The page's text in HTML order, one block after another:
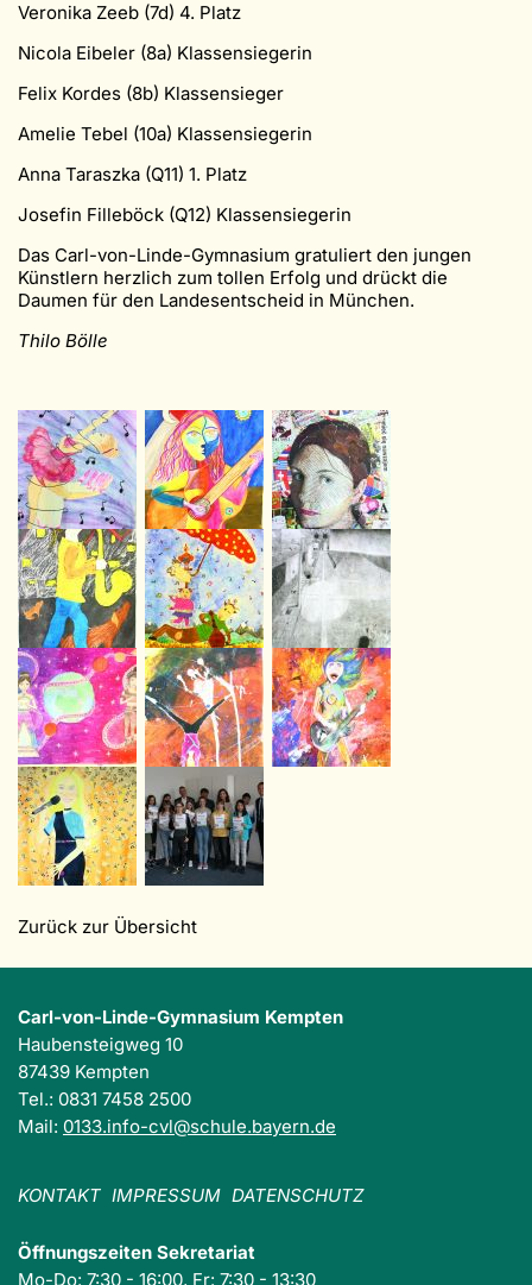
Veronika Zeeb (7d) 4. Platz
Nicola Eibeler (8a) Klassensiegerin
Felix Kordes (8b) Klassensieger
Amelie Tebel (10a) Klassensiegerin
Anna Taraszka (Q11) 1. Platz
Josefin Filleböck (Q12) Klassensiegerin
Das Carl-von-Linde-Gymnasium gratuliert den jungen
Künstlern herzlich zum tollen Erfolg und drückt die
Daumen für den Landesentscheid in München.
Thilo Bölle
Zurück zur Übersicht
Carl-von-Linde-Gymnasium Kempten
Haubensteigweg 10
87439 Kempten
Tel.: 0831 7458 2500
Mail: 0133.info-cvl@schule.bayern.de
KONTAKT IMPRESSUM DATENSCHUTZ
Öffnungszeiten Sekretariat
Mo-Do: 7:30 - 16:00, Fr: 7:30 - 13:30